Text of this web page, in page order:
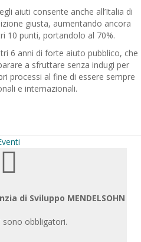
aiuti consente anche all’Italia di
giusta, aumentando ancora
10 punti, portandolo al 70%.
6 anni di forte aiuto pubblico, che
a sfruttare senza indugi per
processi al fine di essere sempre
e internazionali.
di Sviluppo MENDELSOHN
sono obbligatori.